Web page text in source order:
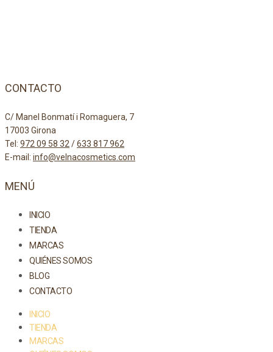
CONTACTO
C/ Manel Bonmatí i Romaguera, 7
17003 Girona
Tel: 972 09 58 32/633 817 962
E-mail: info@velnacosmetics.com
MENÚ
INICIO
TIENDA
MARCAS
QUIÉNES SOMOS
BLOG
CONTACTO
INICIO
TIENDA
MARCAS